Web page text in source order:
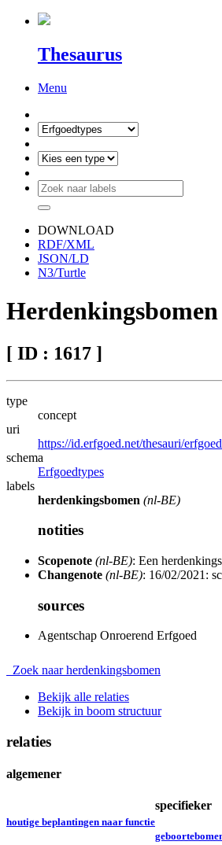
Thesaurus
Menu
DOWNLOAD
RDF/XML
JSON/LD
N3/Turtle
Herdenkingsbomen
[ ID : 1617 ]
type
concept
uri
https://id.erfgoed.net/thesauri/
schema
Erfgoedtypes
labels
herdenkingsbomen (nl-BE)
notities
Scopenote (nl-BE): Een
Changenote (nl-BE): 16/02/2021:
sources
Agentschap Onroerend Erfgoed
Zoek naar herdenkingsbomen
Bekijk alle relaties
Bekijk in boom structuur
relaties
algemener
houtige beplantingen naar functie
specifieker